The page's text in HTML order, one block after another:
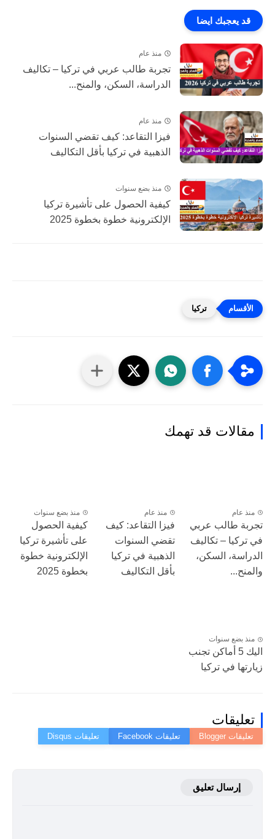
قد يعجبك ايضا
منذ عام
تجربة طالب عربي في تركيا – تكاليف
الدراسة، السكن، والمنح...
منذ عام
فيزا التقاعد: كيف تقضي السنوات
الذهبية في تركيا بأقل التكاليف
منذ بضع سنوات
كيفية الحصول على تأشيرة تركيا
الإلكترونية خطوة بخطوة 2025
تركيا
مقالات قد تهمك
منذ عام
تجربة طالب عربي
في تركيا – تكاليف
الدراسة، السكن،
والمنح...
منذ عام
فيزا التقاعد: كيف
تقضي السنوات
الذهبية في تركيا
بأقل التكاليف
منذ بضع سنوات
كيفية الحصول
على تأشيرة تركيا
الإلكترونية خطوة
بخطوة 2025
منذ بضع سنوات
اليك 5 أماكن تجنب
زيارتها في تركيا
تعليقات
إرسال تعليق